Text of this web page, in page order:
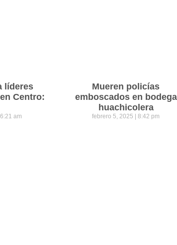
líderes
Centro:
6:21 am
Mueren policías
emboscados en bodega
huachicolera
febrero 5, 2025 8:42 pm